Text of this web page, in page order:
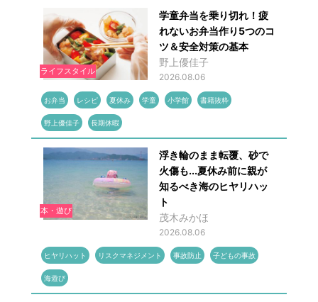
ライフスタイル
学童弁当を乗り切れ！疲
れないお弁当作り5つのコ
ツ＆安全対策の基本
野上優佳子
2026.08.06
お弁当 レシピ 夏休み 学童 小学館 書籍抜粋
野上優佳子 長期休暇
本・遊び
浮き輪のまま転覆、砂で
火傷も...夏休み前に親が
知るべき海のヒヤリハッ
ト
茂木みかほ
2026.08.06
ヒヤリハット リスクマネジメント 事故防止 子どもの事故
海遊び